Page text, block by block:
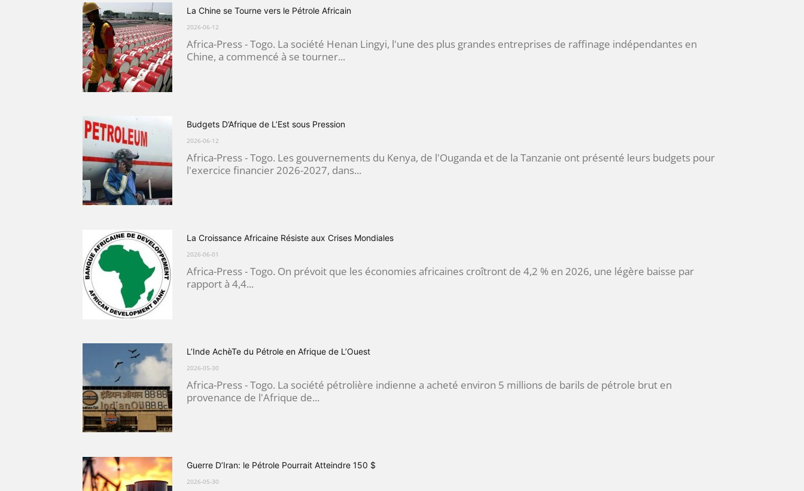
La Chine se Tourne vers le Pétrole Africain
2026-06-12
Africa-Press - Togo. La société Henan Lingyi, l'une des plus grandes entreprises de raffinage indépendantes en
Chine, a commencé à se tourner...
Budgets D’Afrique de L’Est sous Pression
2026-06-12
Africa-Press - Togo. Les gouvernements du Kenya, de l'Ouganda et de la Tanzanie ont présenté leurs budgets pour
l'exercice financier 2026-2027, dans...
La Croissance Africaine Résiste aux Crises Mondiales
2026-06-01
Africa-Press - Togo. On prévoit que les économies africaines croîtront de 4,2 % en 2026, une légère baisse par
rapport à 4,4...
L’Inde AchèTe du Pétrole en Afrique de L’Ouest
2026-05-30
Africa-Press - Togo. La société pétrolière indienne a acheté environ 5 millions de barils de pétrole brut en
provenance de l'Afrique de...
Guerre D’Iran: le Pétrole Pourrait Atteindre 150 $
2026-05-30